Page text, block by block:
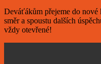
Deváťákům přejeme do nové
směr a spoustu dalších
vždy otevřené!